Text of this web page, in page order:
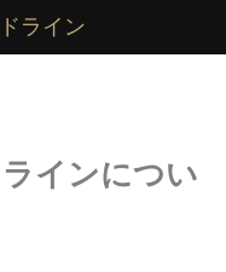
ライン
インについ